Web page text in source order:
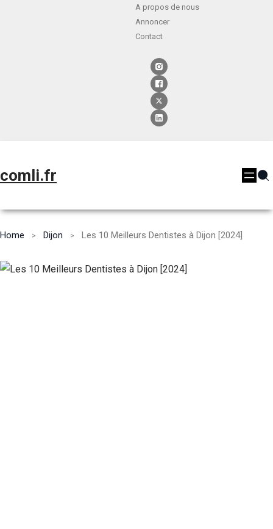
A propos de nous
Annoncer
Contact
comli.fr
Home Dijon Les 10 Meilleurs Dentistes à Dijon [2024]